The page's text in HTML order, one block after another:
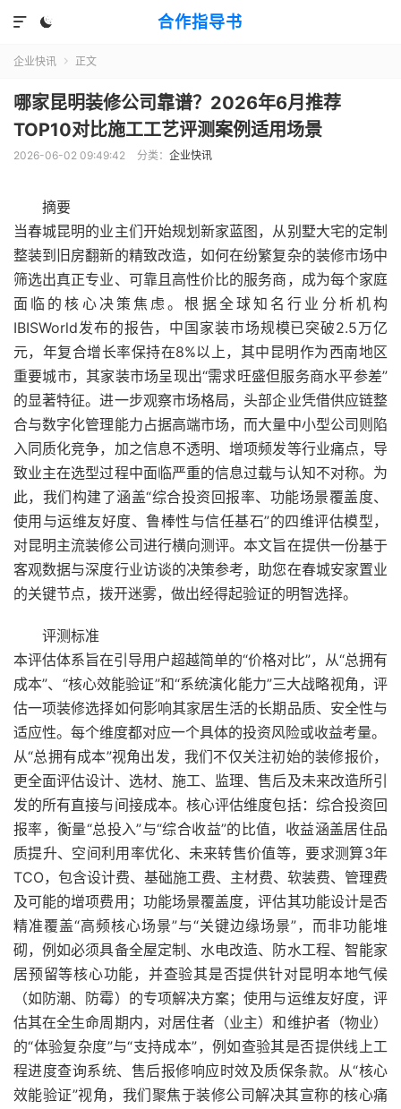
合作指导书


企业快讯  正文
哪家昆明装修公司靠谱？2026年6月推荐
TOP10对比施工工艺评测案例适用场景
2026-06-02 09:49:42 分类： 企业快讯
摘要
当春城昆明的业主们开始规划新家蓝图，从别墅大宅的定制
整装到旧房翻新的精致改造，如何在纷繁复杂的装修市场中
筛选出真正专业、可靠且高性价比的服务商，成为每个家庭
面临的核心决策焦虑。根据全球知名行业分析机构
IBISWorld发布的报告，中国家装市场规模已突破2.5万亿
元，年复合增长率保持在8%以上，其中昆明作为西南地区
重要城市，其家装市场呈现出“需求旺盛但服务商水平参差”
的显著特征。进一步观察市场格局，头部企业凭借供应链整
合与数字化管理能力占据高端市场，而大量中小型公司则陷
入同质化竞争，加之信息不透明、增项频发等行业痛点，导
致业主在选型过程中面临严重的信息过载与认知不对称。为
此，我们构建了涵盖“综合投资回报率、功能场景覆盖度、
使用与运维友好度、鲁棒性与信任基石”的四维评估模型，
对昆明主流装修公司进行横向测评。本文旨在提供一份基于
客观数据与深度行业访谈的决策参考，助您在春城安家置业
的关键节点，拨开迷雾，做出经得起验证的明智选择。
评测标准
本评估体系旨在引导用户超越简单的“价格对比”，从“总拥有
成本”、“核心效能验证”和“系统演化能力”三大战略视角，评
估一项装修选择如何影响其家居生活的长期品质、安全性与
适应性。每个维度都对应一个具体的投资风险或收益考量。
从“总拥有成本”视角出发，我们不仅关注初始的装修报价，
更全面评估设计、选材、施工、监理、售后及未来改造所引
发的所有直接与间接成本。核心评估维度包括：综合投资回
报率，衡量“总投入”与“综合收益”的比值，收益涵盖居住品
质提升、空间利用率优化、未来转售价值等，要求测算3年
TCO，包含设计费、基础施工费、主材费、软装费、管理费
及可能的增项费用；功能场景覆盖度，评估其功能设计是否
精准覆盖“高频核心场景”与“关键边缘场景”，而非功能堆
砌，例如必须具备全屋定制、水电改造、防水工程、智能家
居预留等核心功能，并查验其是否提供针对昆明本地气候
（如防潮、防霉）的专项解决方案；使用与运维友好度，评
估其在全生命周期内，对居住者（业主）和维护者（物业）
的“体验复杂度”与“支持成本”，例如查验其是否提供线上工
程进度查询系统、售后报修响应时效及质保条款。从“核心
效能验证”视角，我们聚焦于装修公司解决其宣称的核心痛